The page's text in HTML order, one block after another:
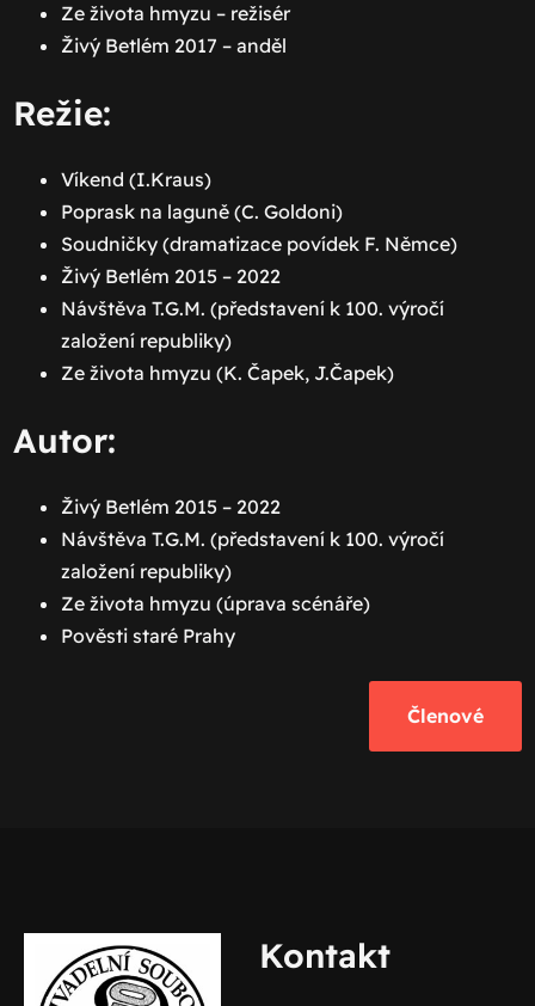
Ze života hmyzu – režisér
Živý Betlém 2017 – anděl
Režie:
Víkend (I.Kraus)
Poprask na laguně (C. Goldoni)
Soudničky (dramatizace povídek F. Němce)
Živý Betlém 2015 – 2022
Návštěva T.G.M. (představení k 100. výročí
založení republiky)
Ze života hmyzu (K. Čapek, J.Čapek)
Autor:
Živý Betlém 2015 – 2022
Návštěva T.G.M. (představení k 100. výročí
založení republiky)
Ze života hmyzu (úprava scénáře)
Pověsti staré Prahy
Členové
Kontakt